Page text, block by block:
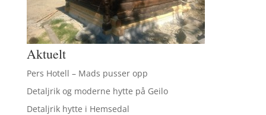
Aktuelt
Pers Hotell – Mads pusser opp
Detaljrik og moderne hytte på Geilo
Detaljrik hytte i Hemsedal